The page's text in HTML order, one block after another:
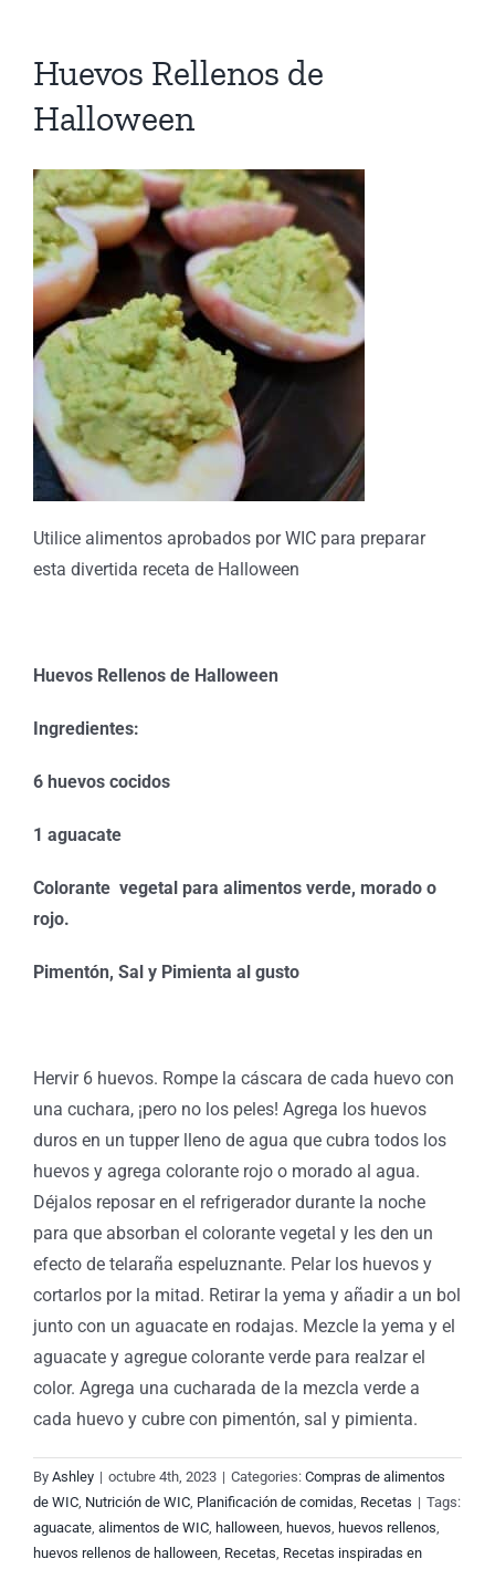
Huevos Rellenos de
Halloween
Utilice alimentos aprobados por WIC para preparar
esta divertida receta de Halloween
Huevos Rellenos de Halloween
Ingredientes:
6 huevos cocidos
1 aguacate
Colorante vegetal para alimentos verde, morado o
rojo.
Pimentón, Sal y Pimienta al gusto
Hervir 6 huevos. Rompe la cáscara de cada huevo con
una cuchara, ¡pero no los peles! Agrega los huevos
duros en un tupper lleno de agua que cubra todos los
huevos y agrega colorante rojo o morado al agua.
Déjalos reposar en el refrigerador durante la noche
para que absorban el colorante vegetal y les den un
efecto de telaraña espeluznante. Pelar los huevos y
cortarlos por la mitad. Retirar la yema y añadir a un bol
junto con un aguacate en rodajas. Mezcle la yema y el
aguacate y agregue colorante verde para realzar el
color. Agrega una cucharada de la mezcla verde a
cada huevo y cubre con pimentón, sal y pimienta.
By Ashley | octubre 4th, 2023 | Categories: Compras de alimentos
de WIC, Nutrición de WIC, Planificación de comidas, Recetas | Tags:
aguacate, alimentos de WIC, halloween, huevos, huevos rellenos,
huevos rellenos de halloween, Recetas, Recetas inspiradas en